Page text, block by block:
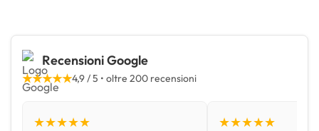
Recensioni Google
★★★★★4,9 / 5 • oltre 200 recensioni
★★★★★ ★★★★★